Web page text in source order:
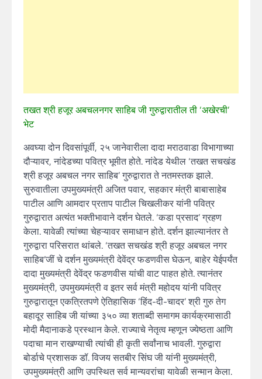
तखत श्री हजूर अबचलनगर साहिब जी गुरुद्वारातील ती ‘अखेरची’
भेट
अवघ्या दोन दिवसांपूर्वी, २५ जानेवारीला दादा मराठवाडा विभागाच्या
दौऱ्यावर, नांदेडच्या पवित्र भूमीत होते. नांदेड येथील ‘तखत सचखंड
श्री हजूर अबचल नगर साहिब’ गुरुद्वारात ते नतमस्तक झाले.
सुरुवातीला उपमुख्यमंत्री अजित पवार, सहकार मंत्री बाबासाहेब
पाटील आणि आमदार प्रताप पाटील चिखलीकर यांनी पवित्र
गुरुद्वारात अत्यंत भक्तीभावाने दर्शन घेतले. ‘कडा प्रसाद’ ग्रहण
केला. यावेळी त्यांच्या चेहऱ्यावर समाधान होते. दर्शन झाल्यानंतर ते
गुरुद्वारा परिसरात थांबले. ‘तखत सचखंड श्री हजूर अबचल नगर
साहिब’जीं चे दर्शन मुख्यमंत्री देवेंद्र फडणवीस घेऊन, बाहेर येईपर्यंत
दादा मुख्यमंत्री देवेंद्र फडणवीस यांची वाट पाहत होते. त्यानंतर
मुख्यमंत्री, उपमुख्यमंत्री व इतर सर्व मंत्री महोदय यांनी पवित्र
गुरुद्वारातून एकत्रितपणे ऐतिहासिक ‘हिंद-दी-चादर’ श्री गुरु तेग
बहादूर साहिब जी यांच्या ३५० व्या शताब्दी समागम कार्यक्रमासाठी
मोदी मैदानाकडे प्रस्थान केले. राज्याचे नेतृत्व म्हणून ज्येष्ठता आणि
पदाचा मान राखण्याची त्यांची ही कृती सर्वांनाच भावली. गुरुद्वारा
बोर्डाचे प्रशासक डॉ. विजय सतबीर सिंघ जी यांनी मुख्यमंत्री,
उपमुख्यमंत्री आणि उपस्थित सर्व मान्यवरांचा यावेळी सन्मान केला.